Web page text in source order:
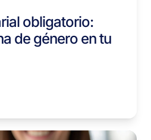
obligatorio:
de género en tu